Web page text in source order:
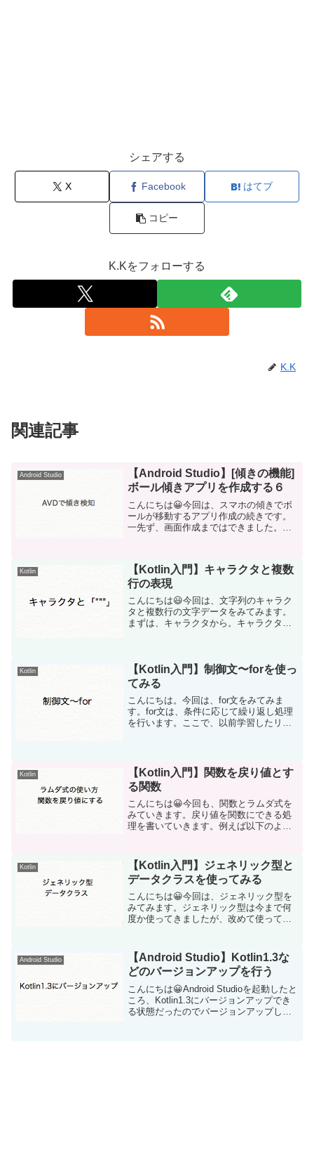
シェアする
X Facebook はてブ
コピー
K.Kをフォローする
K.K
関連記事
Android Studio
【Android Studio】[傾きの機能]
ボール傾きアプリを作成する６
こんにちは😀今回は、スマホの傾きでボ
ールが移動するアプリ作成の続きです。
一先ず、画面作成まではできました。
AVDを起動します。こ...
Kotlin
【Kotlin入門】キャラクタと複数
行の表現
こんにちは😃今回は、文字列のキャラク
タと複数行の文字データをみてみます。
まずは、キャラクタから。キャラクタ
ャラクタから成り立っています...
Kotlin
【Kotlin入門】制御文〜forを使っ
てみる
こんにちは。今回は、for文をみてみま
す。for文は、条件に応じて繰り返し処理
を行います。ここで、以前学習したリス
Kotlin
【Kotlin入門】関数を戻り値とす
る関数
こんにちは😀今回も、関数とラムダ式を
みていきます。戻り値を関数にできる処
理を書いていきます。例えば以下のよう
て、戻り値を「(Int,Int)->String」と関...
Kotlin
【Kotlin入門】ジェネリック型と
データクラスを使ってみる
こんにちは😀今回は、ジェネリック型を
みてみます。ジェネリック型は今まで何
度か使ってきましたが、改めて使ってみ
ます。書いてみましょう。以下のNatsuク
ラスでジェネリッ...
Android Studio
【Android Studio】Kotlin1.3な
どのバージョンアップを行う
こんにちは😀Android Studioを起動したと
ころ、Kotlin1.3にバージョンアップでき
る状態だったのでバージョンアップしま